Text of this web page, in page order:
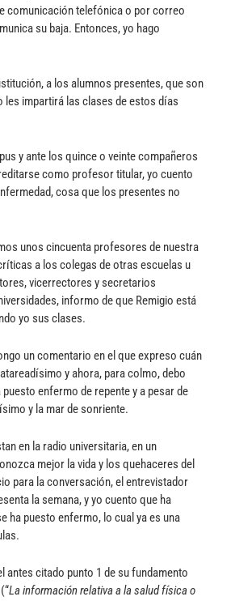
comunicación telefónica o por correo
su baja. Entonces, yo hago
a los alumnos presentes, que son
impartirá las clases de estos días
y ante los quince o veinte compañeros
como profesor titular, yo cuento
cosa que los presentes no
unos cincuenta profesores de nuestra
a los colegas de otras escuelas u
vicerrectores y secretarios
informo de que Remigio está
yo sus clases.
un comentario en el que expreso cuán
y ahora, para colmo, debo
enfermo de repente y a pesar de
y la mar de sonriente.
en la radio universitaria, en un
mejor la vida y los quehaceres del
para la conversación, el entrevistador
la semana, y yo cuento que ha
ha puesto enfermo, lo cual ya es una
antes citado punto 1 de su fundamento
La información relativa a la salud física o